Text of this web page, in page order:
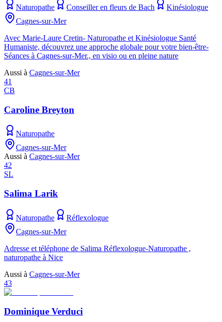
Naturopathe Conseiller en fleurs de Bach
Kinésiologue
Cagnes-sur-Mer
Avec Marie-Laure Cretin- Naturopathe et Kinésiologue Santé
Humaniste, découvrez une approche globale pour votre bien-être-
Séances à Cagnes-sur-Mer., en visio ou en pleine nature
Aussi à Cagnes-sur-Mer
41
CB
Caroline Breyton
Naturopathe
Cagnes-sur-Mer
Aussi à Cagnes-sur-Mer
42
SL
Salima Larik
Naturopathe
Réflexologue
Cagnes-sur-Mer
Adresse et téléphone de Salima Réflexologue-Naturopathe ,
naturopathe à Nice
Aussi à Cagnes-sur-Mer
43
Dominique Verduci